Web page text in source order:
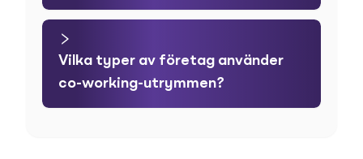
Vilka typer av företag använder
co-working-utrymmen?